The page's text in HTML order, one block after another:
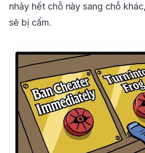
nhảy hết chỗ này sang chỗ
sẽ bị cấm.